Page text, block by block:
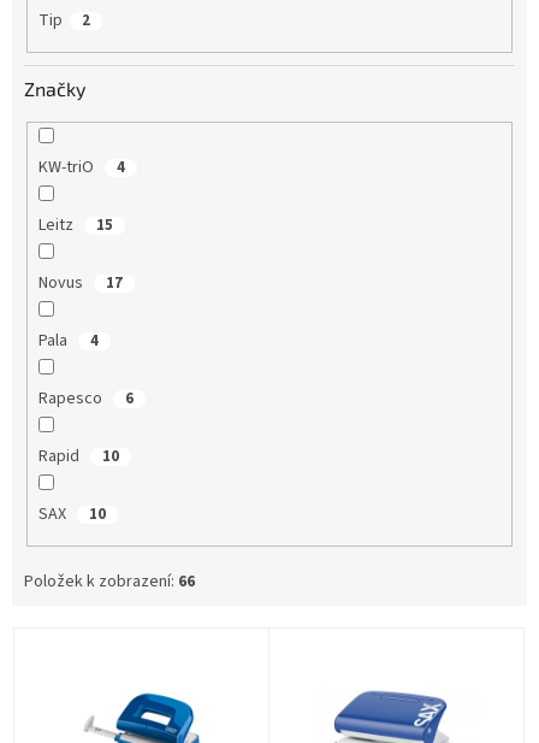
Tip 2
Značky
KW-triO 4
Leitz 15
Novus 17
Pala 4
Rapesco 6
Rapid 10
SAX 10
Položek k zobrazení: 66